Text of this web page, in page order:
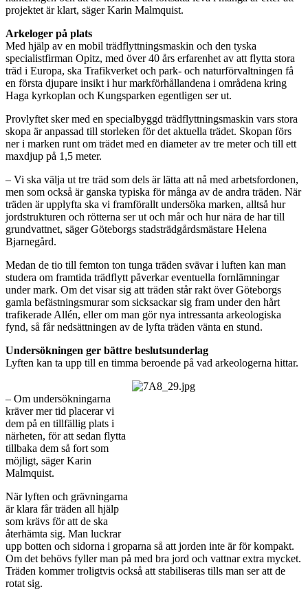
projektet är klart, säger Karin Malmquist.
Arkeloger på plats
Med hjälp av en mobil trädflyttningsmaskin och den tyska
specialistfirman Opitz, med över 40 års erfarenhet av att flytta stora
träd i Europa, ska Trafikverket och park- och naturförvaltningen få
en första djupare insikt i hur markförhållandena i områdena kring
Haga kyrkoplan och Kungsparken egentligen ser ut.
Provlyftet sker med en specialbyggd trädflyttningsmaskin vars stora
skopa är anpassad till storleken för det aktuella trädet. Skopan förs
ner i marken runt om trädet med en diameter av tre meter och till ett
maxdjup på 1,5 meter.
– Vi ska välja ut tre träd som dels är lätta att nå med arbetsfordonen,
men som också är ganska typiska för många av de andra träden. När
träden är upplyfta ska vi framförallt undersöka marken, alltså hur
jordstrukturen och rötterna ser ut och mår och hur nära de har till
grundvattnet, säger Göteborgs stadsträdgårdsmästare Helena
Bjarnegård.
Medan de tio till femton ton tunga träden svävar i luften kan man
studera om framtida trädflytt påverkar eventuella fornlämningar
under mark. Om det visar sig att träden står rakt över Göteborgs
gamla befästningsmurar som sicksackar sig fram under den hårt
trafikerade Allén, eller om man gör nya intressanta arkeologiska
fynd, så får nedsättningen av de lyfta träden vänta en stund.
Undersökningen ger bättre beslutsunderlag
Lyften kan ta upp till en timma beroende på vad arkeologerna hittar.
– Om undersökningarna
kräver mer tid placerar vi
dem på en tillfällig plats i
närheten, för att sedan flytta
tillbaka dem så fort som
möjligt, säger Karin
Malmquist.
När lyften och grävningarna
är klara får träden all hjälp
som krävs för att de ska
återhämta sig. Man luckrar
upp botten och sidorna i groparna så att jorden inte är för kompakt.
Om det behövs fyller man på med bra jord och vattnar extra mycket.
Träden kommer troligtvis också att stabiliseras tills man ser att de
rotat sig.